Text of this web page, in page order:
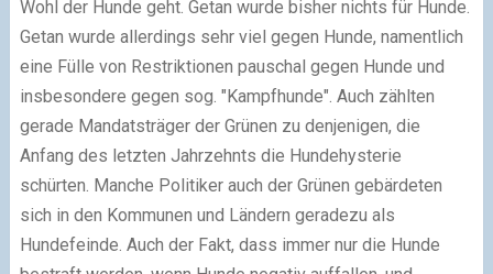
Wohl der Hunde geht. Getan wurde bisher nichts für Hunde.
Getan wurde allerdings sehr viel gegen Hunde, namentlich
eine Fülle von Restriktionen pauschal gegen Hunde und
insbesondere gegen sog. "Kampfhunde". Auch zählten
gerade Mandatsträger der Grünen zu denjenigen, die
Anfang des letzten Jahrzehnts die Hundehysterie
schürten. Manche Politiker auch der Grünen gebärdeten
sich in den Kommunen und Ländern geradezu als
Hundefeinde. Auch der Fakt, dass immer nur die Hunde